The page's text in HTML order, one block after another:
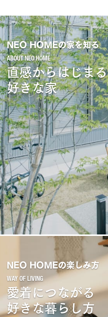
NEO HOMEの家を知る
直感からはじまる
好きな家
NEO HOMEの楽しみ方
愛着につながる
好きな暮らし方